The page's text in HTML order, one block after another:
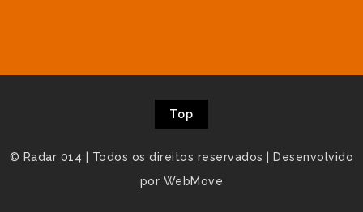
© Radar 014 | Todos os direitos reservados | Desenvolvido
por WebMove
Top